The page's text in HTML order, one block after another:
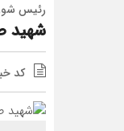
رئیس
شهید
کد خبر :